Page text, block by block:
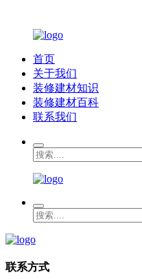
首页
关于我们
装修建材知识
装修建材百科
联系我们
联系方式